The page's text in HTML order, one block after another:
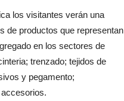
los visitantes verán una
de productos que representan
en los sectores de
trenzado; tejidos de
y pegamento;